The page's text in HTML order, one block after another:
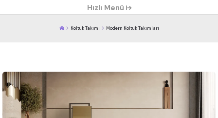
Hızlı Menü
Koltuk Takımı Modern Koltuk Takımları